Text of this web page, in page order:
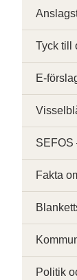
Tyck till
E-
SEFOS
Fakta
Politik